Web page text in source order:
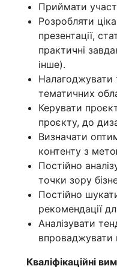
Приймати
Розробляти
презентації,
практичні
інше).
Налагоджувати
тематичних
Керувати
проєкту, до
Визначати
контенту з
Постійно
точки зору
Постійно
рекомендації
Аналізувати
впроваджувати
Кваліфікаційні